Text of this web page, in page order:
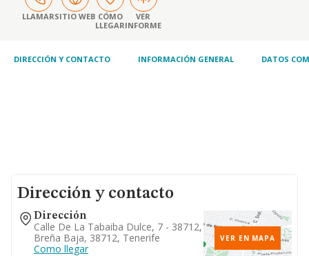
LLAMARSITIO WEB CÓMO
LLEGAR
VER
INFORME
DIRECCIÓN Y CONTACTO INFORMACIÓN GENERAL DATOS
Dirección y contacto
Dirección
Calle De La Tabaiba Dulce, 7 - 38712,
Breña Baja, 38712, Tenerife
Como llegar
VER EN MAPA